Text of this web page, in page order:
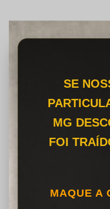
SE
MG
FOI
MAQUE A